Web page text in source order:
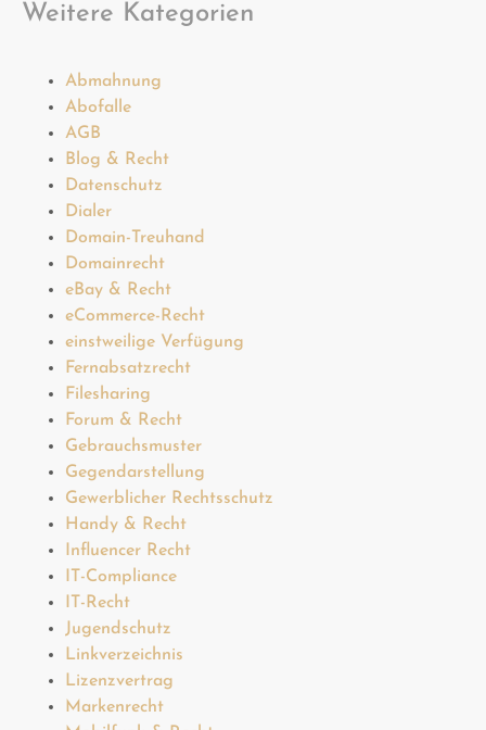
Weitere Kategorien
Abmahnung
Abofalle
AGB
Blog & Recht
Datenschutz
Dialer
Domain-Treuhand
Domainrecht
eBay & Recht
eCommerce-Recht
einstweilige Verfügung
Fernabsatzrecht
Filesharing
Forum & Recht
Gebrauchsmuster
Gegendarstellung
Gewerblicher Rechtsschutz
Handy & Recht
Influencer Recht
IT-Compliance
IT-Recht
Jugendschutz
Linkverzeichnis
Lizenzvertrag
Markenrecht